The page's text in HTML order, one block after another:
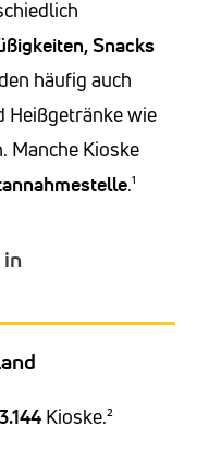
Snacks
häufig auch
Heißgetränke wie
Manche Kioske
.¹
Kioske.²